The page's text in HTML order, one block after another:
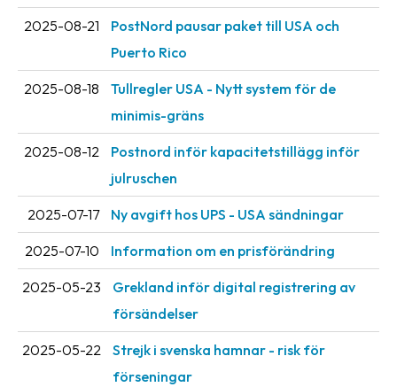
&
karriär
Nyhetsarkiv
Villkor
Allmänna
villkor
2025-08-21
PostNord pausar paket till USA och
Puerto Rico
2025-08-18
Tullregler USA - Nytt system för de
minimis-gräns
2025-08-12
Postnord inför kapacitetstillägg inför
julruschen
2025-07-17 Ny avgift hos UPS - USA sändningar
2025-07-10 Information om en prisförändring
2025-05-23
Grekland inför digital registrering av
försändelser
2025-05-22
Strejk i svenska hamnar - risk för
förseningar